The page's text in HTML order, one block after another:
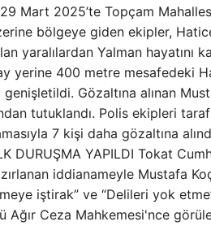
Mart 2025’te Topçam
bölgeye giden ekipler,
yaralılardan Yalman hayatını
yerine 400 metre mesafedeki
Gözaltına alınan
tutuklandı. Polis ekipleri
7 kişi daha gözaltına
DURUŞMA YAPILDI Tokat
iddianameyle Mustafa
iştirak” ve “Delileri yok
Ağır Ceza Mahkemesi'nce